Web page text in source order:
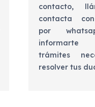
contacto,
contacta
por
trámites
resolver tus